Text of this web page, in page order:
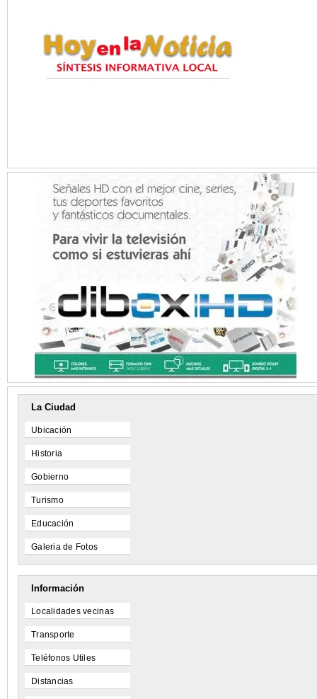
La Ciudad
Ubicación
Historia
Gobierno
Turismo
Educación
Galeria de Fotos
Información
Localidades vecinas
Transporte
Teléfonos Utiles
Distancias